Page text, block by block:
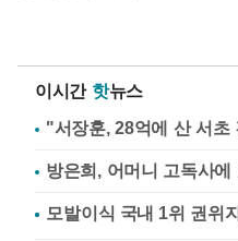
이시간 핫뉴스
"서장훈, 28억에 산 서초
방은희, 어머니 고독사